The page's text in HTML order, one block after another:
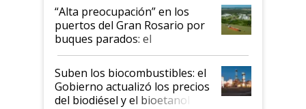
“Alta preocupación” en los
puertos del Gran Rosario por
buques parados: el
funcionamiento de las
exportadoras en tensión tras
la medida de fuerza de los
prácticos
Suben los biocombustibles: el
Gobierno actualizó los precios
del biodiésel y el bioetanol